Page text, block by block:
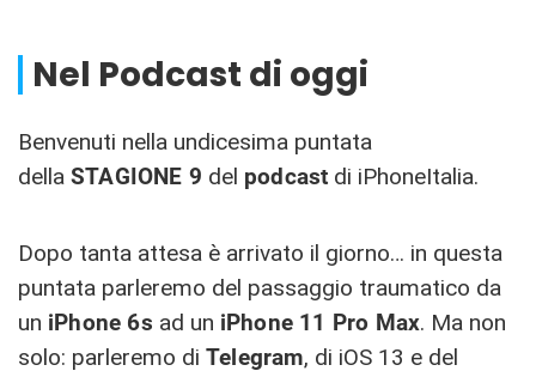
Nel Podcast di oggi
Benvenuti nella undicesima puntata
della STAGIONE 9 del podcast di iPhoneItalia.
Dopo tanta attesa è arrivato il giorno… in questa
puntata parleremo del passaggio traumatico da
un iPhone 6s ad un iPhone 11 Pro Max. Ma non
solo: parleremo di Telegram, di iOS 13 e del